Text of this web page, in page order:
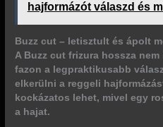
hajformázót válaszd és
Buzz cut – letisztult és ápolt
A Buzz cut frizura hossza
fazon a legpraktikusabb
elkerülni a reggeli
kockázatos lehet, mivel egy
a hajat.